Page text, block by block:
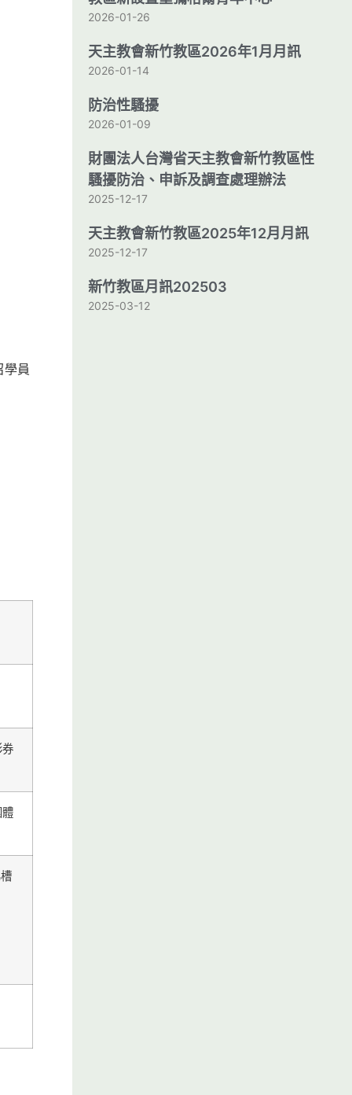
學員
券
體
2026-01-26
天主教會新竹教區2026年1月月訊
2026-01-14
防治性騷擾
2026-01-09
財團法人台灣省天主教會新竹教區性
騷擾防治、申訴及調查處理辦法
2025-12-17
天主教會新竹教區2025年12月月訊
2025-12-17
新竹教區月訊202503
2025-03-12